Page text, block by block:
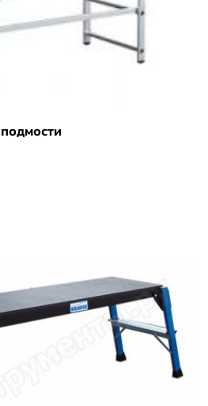
подмости